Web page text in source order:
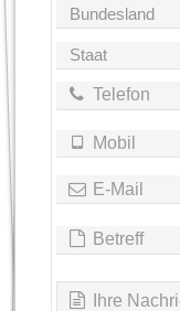
Telefon
Mobil
E-Mail
Betreff
Ihre